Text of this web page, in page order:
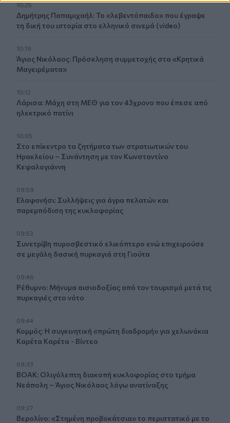
10:25
Δημήτρης Παπαμιχαήλ: Το «λεβεντόπαιδο» που έγραψε
τη δική του ιστορία στο ελληνικό σινεμά (video)
10:19
Άγιος Νικόλαος: Πρόσκληση συμμετοχής στα «Κρητικά
Μαγειρέματα»
10:12
Λάρισα: Μάχη στη ΜΕΘ για τον 43χρονο που έπεσε από
ηλεκτρικό πατίνι
10:05
Στο επίκεντρο τα ζητήματα των στρατιωτικών του
Ηρακλείου – Συνάντηση με τον Κωνσταντίνο
Κεφαλογιάννη
09:59
Ελαφονήσι: Συλλήψεις για άγρα πελατών και
παρεμπόδιση της κυκλοφορίας
09:53
Συνετρίβη πυροσβεστικό ελικόπτερο ενώ επιχειρούσε
σε μεγάλη δασική πυρκαγιά στη Γιούτα
09:46
Ρέθυμνο: Μήνυμα αισιοδοξίας από τον τουρισμό μετά τις
πυρκαγιές στο νότο
09:44
Κομμός: Η συγκινητική «πρώτη διαδρομή» για χελωνάκια
Καρέτα Καρέτα - Βίντεο
09:33
ΒΟΑΚ: Ολιγόλεπτη διακοπή κυκλοφορίας στο τμήμα
Νεάπολη – Άγιος Νικόλαος λόγω ανατίναξης
09:27
Βερολίνο: «Στημένη προβοκάτσια» το περιστατικό με το